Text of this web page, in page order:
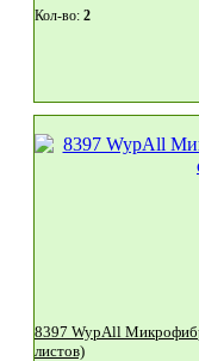
Кол-во: 2
8397 WypAll Микрофибра - Сложенная / Красный /40 x 40 cm (1 пачка x 6
листов)